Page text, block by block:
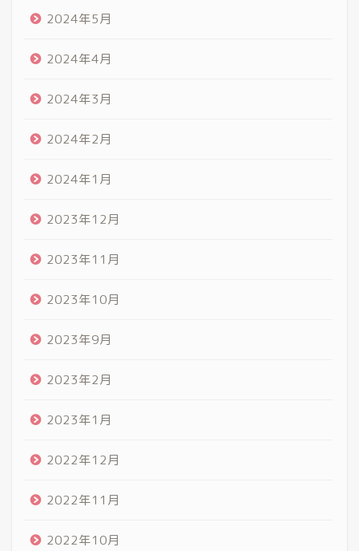
2024年5月
2024年4月
2024年3月
2024年2月
2024年1月
2023年12月
2023年11月
2023年10月
2023年9月
2023年2月
2023年1月
2022年12月
2022年11月
2022年10月